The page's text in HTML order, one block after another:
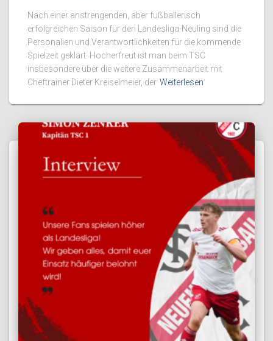
Nach einer anstrengenden, aber fußballerisch
erfolgreichen Saison für den Landesliga-Neuling sind die
Personalien und Verantwortlichkeiten für die kommende
Spielzeit geklärt. Hocherfreut ist man beim TSC
insbesondere über die weitere Zusammenarbeit mit
Cheftrainer Dieter Kreiselmeier, der Weiterlesen